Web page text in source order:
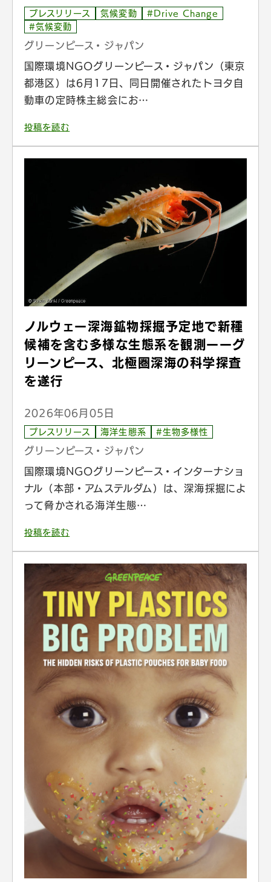
プレスリリース 気候変動
#Drive Change
#気候変動
グリーンピース・ジャパン
国際環境NGOグリーンピース・ジャパン（東京
都港区）は6月17日、同日開催されたトヨタ自
動車の定時株主総会にお…
投稿を読む
ノルウェー深海鉱物採掘予定地で新種
候補を含む多様な生態系を観測ーーグ
リーンピース、北極圏深海の科学探査
を遂行
2026年06月05日
プレスリリース 海洋生態系 #生物多様性
グリーンピース・ジャパン
国際環境NGOグリーンピース・インターナショ
ナル（本部・アムステルダム）は、深海採掘によ
って脅かされる海洋生態…
投稿を読む